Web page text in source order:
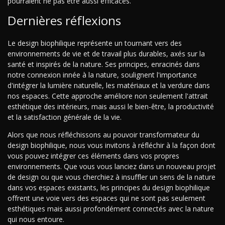
Dernières réflexions
Le design biophilique représente un tournant vers des
environnements de vie et de travail plus durables, axés sur la
santé et inspirés de la nature. Ses principes, enracinés dans
notre connexion innée à la nature, soulignent l'importance
d'intégrer la lumière naturelle, les matériaux et la verdure dans
nos espaces. Cette approche améliore non seulement l'attrait
esthétique des intérieurs, mais aussi le bien-être, la productivité
et la satisfaction générale de la vie.
Alors que nous réfléchissons au pouvoir transformateur du
design biophilique, nous vous invitons à réfléchir à la façon dont
vous pouvez intégrer ces éléments dans vos propres
environnements. Que vous vous lanciez dans un nouveau projet
de design ou que vous cherchiez à insuffler un sens de la nature
dans vos espaces existants, les principes du design biophilique
offrent une voie vers des espaces qui ne sont pas seulement
esthétiques mais aussi profondément connectés avec la nature
qui nous entoure.